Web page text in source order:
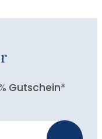
Gutschein*